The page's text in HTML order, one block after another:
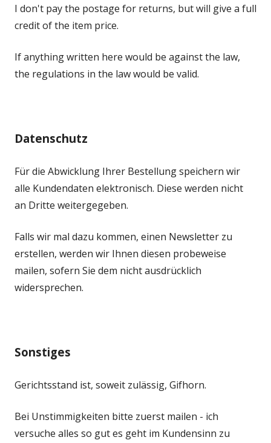
I don't pay the postage for returns, but will give a full
credit of the item price.
If anything written here would be against the law,
the regulations in the law would be valid.
Datenschutz
Für die Abwicklung Ihrer Bestellung speichern wir
alle Kundendaten elektronisch. Diese werden nicht
an Dritte weitergegeben.
Falls wir mal dazu kommen, einen Newsletter zu
erstellen, werden wir Ihnen diesen probeweise
mailen, sofern Sie dem nicht ausdrücklich
widersprechen.
Sonstiges
Gerichtsstand ist, soweit zulässig, Gifhorn.
Bei Unstimmigkeiten bitte zuerst mailen - ich
versuche alles so gut es geht im Kundensinn zu